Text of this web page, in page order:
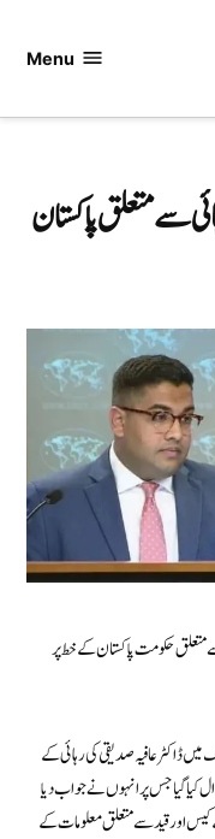
Menu
سے متعلق پاکستان
متعلق حکومت پاکستان کے خط پر
ڈاکٹر عافیہ صدیقی کی رہائی کے
گیا جس پر انہوں نے جواب دیا
کیس اور قید سے متعلق معلومات کے